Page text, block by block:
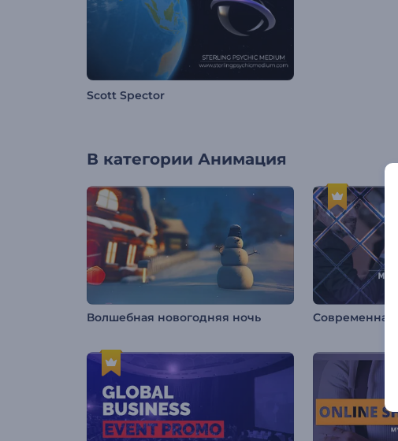
Scott Spector
В категории Анимация
Волшебная новогодняя ночь